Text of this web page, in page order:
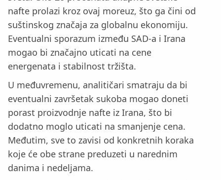
nafte prolazi kroz ovaj moreuz, što ga čini od
suštinskog značaja za globalnu ekonomiju.
Eventualni sporazum između SAD-a i Irana
mogao bi značajno uticati na cene
energenata i stabilnost tržišta.
U međuvremenu, analitičari smatraju da bi
eventualni završetak sukoba mogao doneti
porast proizvodnje nafte iz Irana, što bi
dodatno moglo uticati na smanjenje cena.
Međutim, sve to zavisi od konkretnih koraka
koje će obe strane preduzeti u narednim
danima i nedeljama.